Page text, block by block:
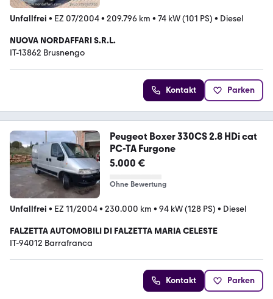
Unfallfrei • EZ 07/2004• 209.796 km • 74 kW (101 PS) • Diesel
NUOVA NORDAFFARI S.R.L.
IT-13862 Brusnengo
Kontakt Parken
Peugeot Boxer 330CS 2.8 HDi cat
PC-TA Furgone
5.000 €
Ohne Bewertung
Unfallfrei • EZ 11/2004• 230.000 km • 94 kW (128 PS) • Diesel
FALZETTA AUTOMOBILI DI FALZETTA MARIA CELESTE
IT-94012 Barrafranca
Kontakt Parken